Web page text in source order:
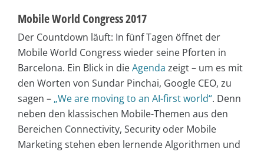
Mobile World Congress 2017
Der Countdown läuft: In fünf Tagen öffnet der
Mobile World Congress wieder seine Pforten in
Barcelona. Ein Blick in dieAgenda zeigt – um es mit
den Worten von Sundar Pinchai, Google CEO, zu
sagen – „We are moving to an AI-first world“. Denn
neben den klassischen Mobile-Themen aus den
Bereichen Connectivity, Security oder Mobile
Marketing stehen eben lernende Algorithmen und